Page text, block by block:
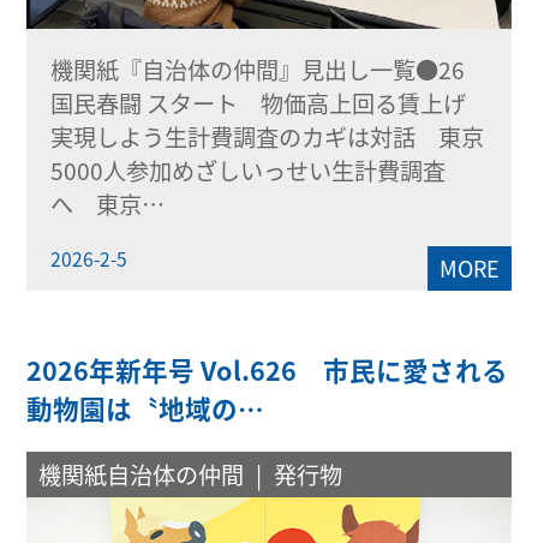
機関紙『自治体の仲間』見出し一覧●26
国民春闘 スタート 物価高上回る賃上げ
実現しよう生計費調査のカギは対話 東京
5000人参加めざしいっせい生計費調査
へ 東京…
2026-2-5 MORE
2026年新年号 Vol.626 市民に愛される
動物園は〝地域の…
機関紙自治体の仲間 発行物